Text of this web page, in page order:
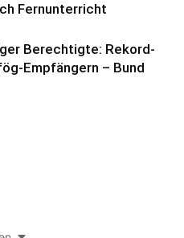
Fernunterricht
Berechtigte: Rekord-
Empfängern – Bund